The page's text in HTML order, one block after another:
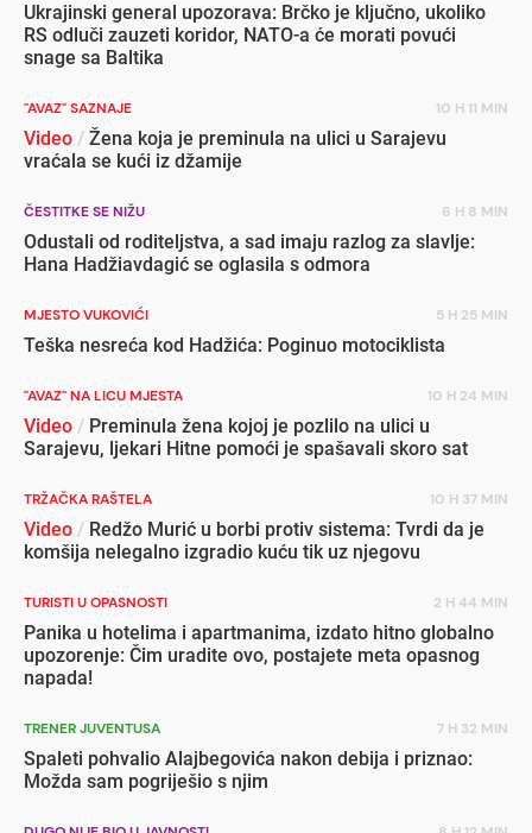
Ukrajinski general upozorava: Brčko je ključno, ukoliko
RS odluči zauzeti koridor, NATO-a će morati povući
snage sa Baltika
"AVAZ" SAZNAJE 10 H 11 MIN
Video / Žena koja je preminula na ulici u Sarajevu
vraćala se kući iz džamije
ČESTITKE SE NIŽU 6 H 8 MIN
Odustali od roditeljstva, a sad imaju razlog za slavlje:
Hana Hadžiavdagić se oglasila s odmora
MJESTO VUKOVIĆI 5 H 25 MIN
Teška nesreća kod Hadžića: Poginuo motociklista
"AVAZ" NA LICU MJESTA 10 H 24 MIN
Video / Preminula žena kojoj je pozlilo na ulici u
Sarajevu, ljekari Hitne pomoći je spašavali skoro sat
TRŽAČKA RAŠTELA 10 H 37 MIN
Video / Redžo Murić u borbi protiv sistema: Tvrdi da je
komšija nelegalno izgradio kuću tik uz njegovu
TURISTI U OPASNOSTI 2 H 44 MIN
Panika u hotelima i apartmanima, izdato hitno globalno
upozorenje: Čim uradite ovo, postajete meta opasnog
napada!
TRENER JUVENTUSA 7 H 32 MIN
Spaleti pohvalio Alajbegovića nakon debija i priznao:
Možda sam pogriješio s njim